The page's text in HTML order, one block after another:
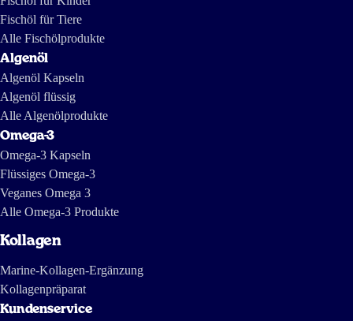
https://tv.nrk.no/serie/forbrukerinspektoerene/MDHP11004511/09-11-
feed_news https://www.youtube.com/watch?v=ZX-9V67mDXc Die
letzte ist eine Reportage von Investigativjournalisten von The
International Consortium of Investigative Journalists and IDL-
Reporteros aus vor einigen Jahren und zeigt, wie Fischöl in Südamerika
Fischöl für Tiere
Alle Fischölprodukte
Algenöl
Algenöl Kapseln
Algenöl flüssig
Alle Algenölprodukte
Omega-3
Omega-3 Kapseln
Flüssiges Omega-3
Veganes Omega 3
Alle Omega-3 Produkte
Kollagen
Marine-Kollagen-Ergänzung
Kollagenpräparat
Kundenservice